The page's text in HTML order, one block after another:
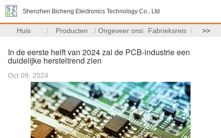
Shenzhen Bicheng Electronics Technology Co., Ltd
Huis Producten Ongeveer ons Fabrieksreis >>
In de eerste helft van 2024 zal de PCB-industrie een
duidelijke hersteltrend zien
Oct 09, 2024